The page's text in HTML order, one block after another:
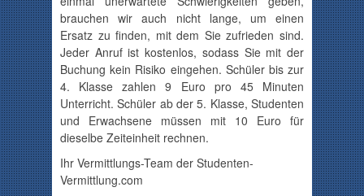
brauchen wir auch nicht lange, um einen
Ersatz zu finden, mit dem Sie zufrieden sind.
Jeder Anruf ist kostenlos, sodass Sie mit der
Buchung kein Risiko eingehen. Schüler bis zur
4. Klasse zahlen 9 Euro pro 45 Minuten
Unterricht. Schüler ab der 5. Klasse, Studenten
und Erwachsene müssen mit 10 Euro für
dieselbe Zeiteinheit rechnen.
Ihr Vermittlungs-Team der Studenten-
Vermittlung.com